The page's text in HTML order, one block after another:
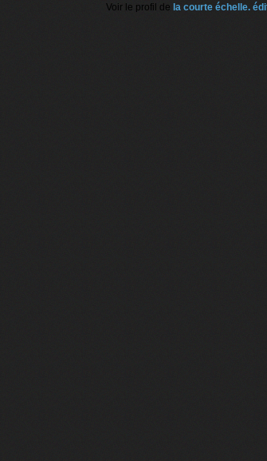
Voir le profil de la courte échelle.